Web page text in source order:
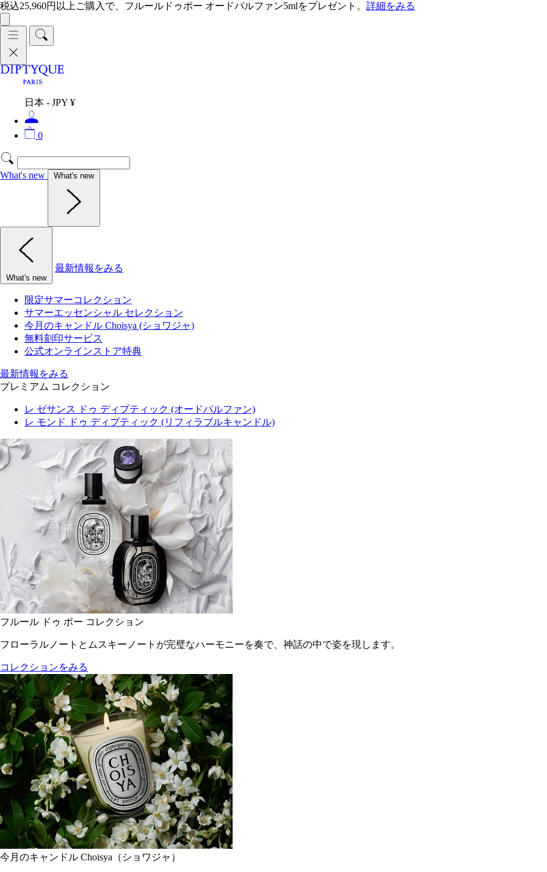
税込25,960円以上ご購入で、フルールドゥポー オードパルファン5mlをプレゼント。 詳細をみる
日本 - JPY ¥
0
What's new What's new
What's new
最新情報をみる
限定サマーコレクション
サマーエッセンシャル セレクション
今月のキャンドル Choisya (ショワジャ)
無料刻印サービス
公式オンラインストア特典
最新情報をみる
プレミアム コレクション
レ ゼサンス ドゥ ディプティック (オードパルファン)
レ モンド ドゥ ディプティック (リフィラブルキャンドル)
フルール ドゥ ポー コレクション
フローラルノートとムスキーノートが完璧なハーモニーを奏で、神話の中で姿を現します。
コレクションをみる
今月のキャンドル Choisya（ショワジャ）